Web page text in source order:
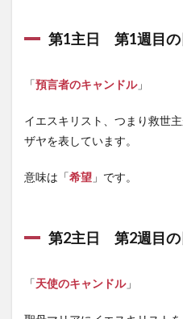
第1主日 第1週目の
「預言者のキャンドル」
イエスキリスト、つまり救世
ザヤを表しています。
意味は「希望 」です。
第2主日 第2週目の
「天使のキャンドル」